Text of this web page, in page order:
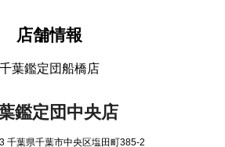
店舗情報
千葉鑑定団船橋店
鑑定団中央店
千葉県千葉市中央区塩田町385-2